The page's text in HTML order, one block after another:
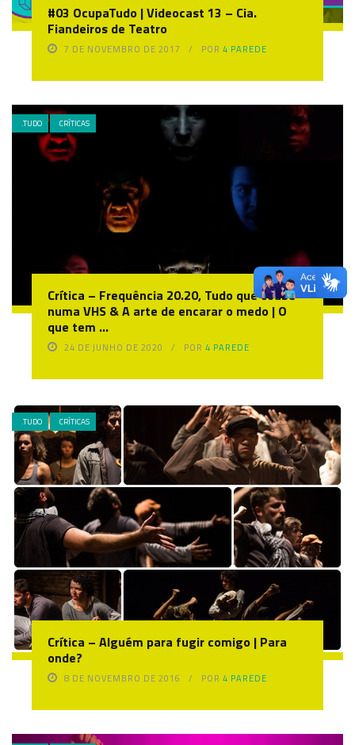
#03 OcupaTudo | Videocast 13 – Cia.
Fiandeiros de Teatro
7 DE NOVEMBRO DE 2017 POR4 PAREDE
.TUDO CRÍTICAS
Crítica – Frequência 20.20, Tudo que coube
numa VHS & A arte de encarar o medo | O
que tem ...
24 DE JUNHO DE 2020 POR4 PAREDE
.TUDO CRÍTICAS
Crítica – Alguém para fugir comigo | Para
onde?
8 DE NOVEMBRO DE 2016 POR4 PAREDE